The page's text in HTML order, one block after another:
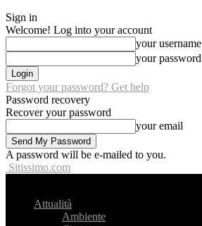
Sign in
Welcome! Log into your account
your username
your password
Forgot your password? Get help
Password recovery
Recover your password
your email
A password will be e-mailed to you.
Sitissimo.com
Attualità
Ambiente